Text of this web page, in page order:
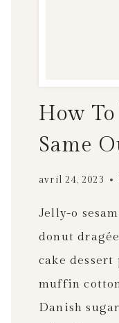
How
Same
avril 24, 2023
Jelly-o
donut
cake
muffin
Danish